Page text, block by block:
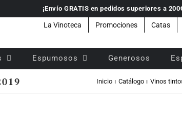
¡Envío GRATIS en pedidos superiores a
La Vinoteca Promociones Catas
Espumosos Generosos
Inicio Catálogo Vinos